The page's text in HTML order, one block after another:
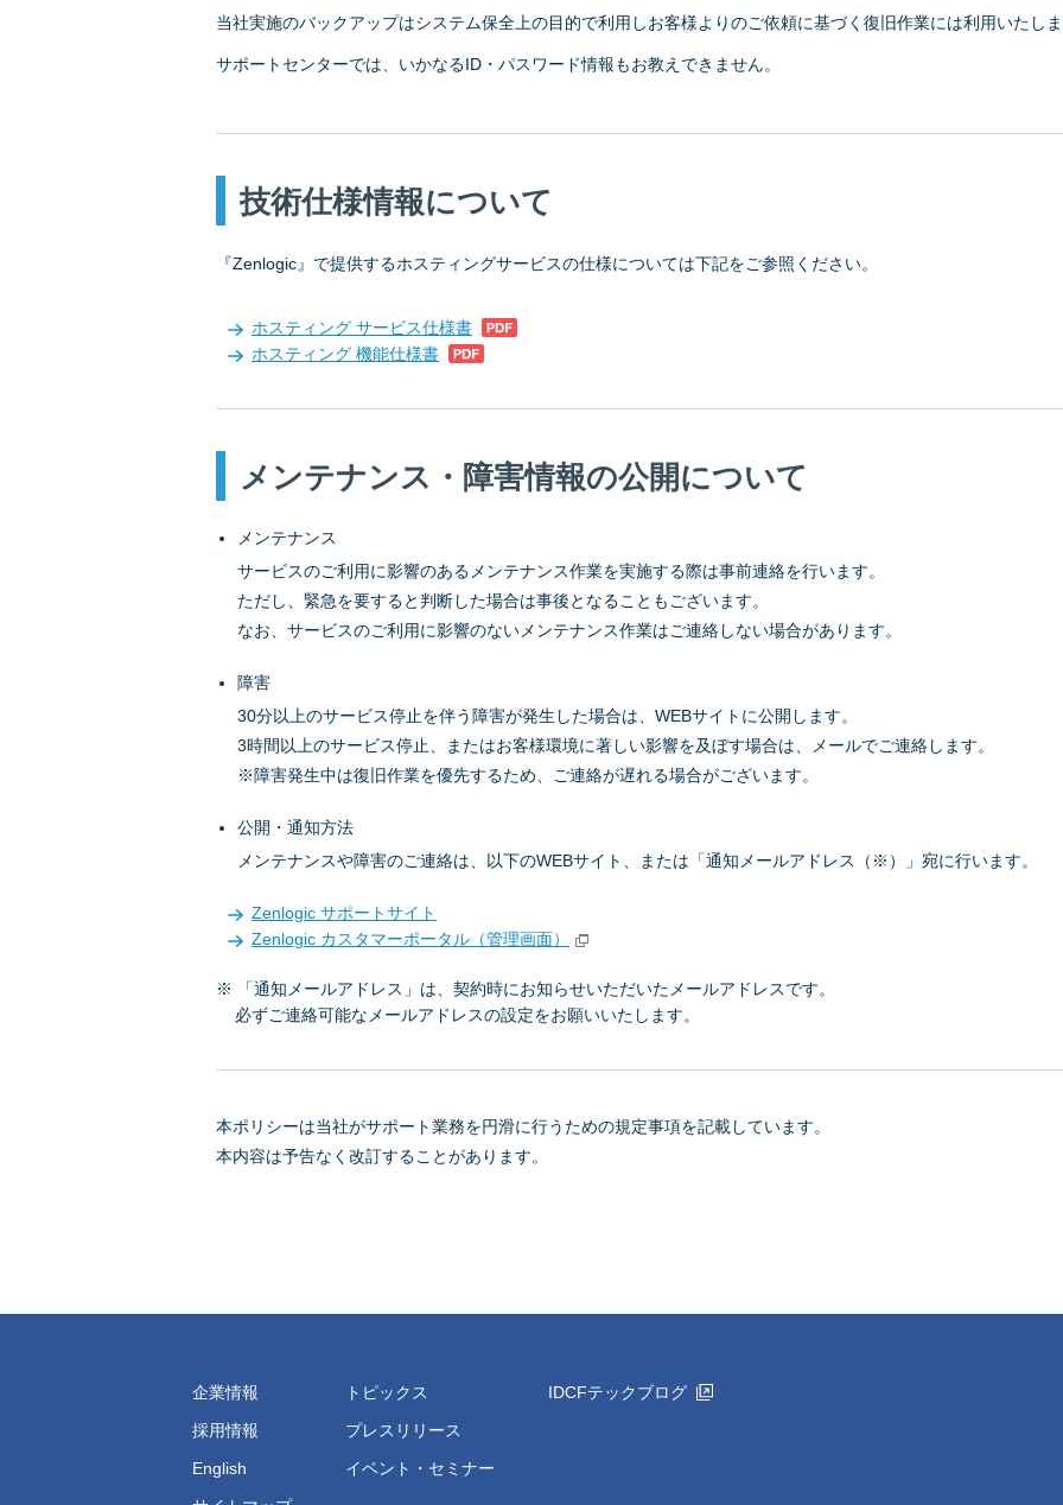
当社実施のバックアップはシステム保全上の目的で利用しお客様よりのご依頼に基づく復旧作業には利用いたし
サポートセンターでは、いかなるID・パスワード情報もお教えできません。
技術仕様情報について
『Zenlogic』で提供するホスティングサービスの仕様については下記をご参照ください。
ホスティング サービス仕様書
ホスティング 機能仕様書
メンテナンス・障害情報の公開について
メンテナンス
サービスのご利用に影響のあるメンテナンス作業を実施する際は事前連絡を行います。
ただし、緊急を要すると判断した場合は事後となることもございます。
なお、サービスのご利用に影響のないメンテナンス作業はご連絡しない場合があります。
障害
30分以上のサービス停止を伴う障害が発生した場合は、WEBサイトに公開します。
3時間以上のサービス停止、またはお客様環境に著しい影響を及ぼす場合は、メールでご連絡します。
※障害発生中は復旧作業を優先するため、ご連絡が遅れる場合がございます。
公開・通知方法
メンテナンスや障害のご連絡は、以下のWEBサイト、または「通知メールアドレス（※）」宛に行います。
Zenlogic サポートサイト
Zenlogic カスタマーポータル（管理画面）
※ 「通知メールアドレス」は、契約時にお知らせいただいたメールアドレスです。
必ずご連絡可能なメールアドレスの設定をお願いいたします。
本ポリシーは当社がサポート業務を円滑に行うための規定事項を記載しています。
本内容は予告なく改訂することがあります。
企業情報
採用情報
English
トピックス
プレスリリース
イベント・セミナー
IDCFテックブログ